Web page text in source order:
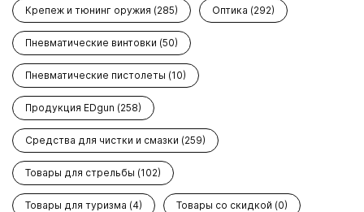
Крепеж и тюнинг оружия (285) Оптика (292)
Пневматические винтовки (50)
Пневматические пистолеты (10)
Продукция EDgun (258)
Средства для чистки и смазки (259)
Товары для стрельбы (102)
Товары для туризма (4) Товары со скидкой (0)